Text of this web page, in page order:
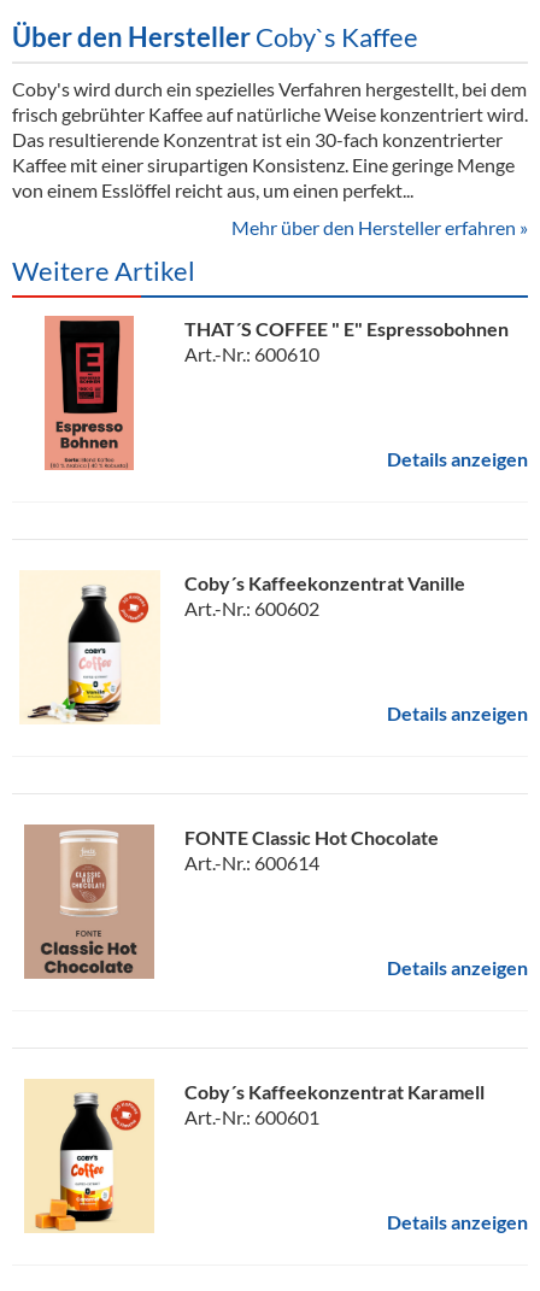
Über den HerstellerCoby`s Kaffee
Coby's wird durch ein spezielles Verfahren hergestellt, bei dem
frisch gebrühter Kaffee auf natürliche Weise konzentriert wird.
Das resultierende Konzentrat ist ein 30-fach konzentrierter
Kaffee mit einer sirupartigen Konsistenz. Eine geringe Menge
von einem Esslöffel reicht aus, um einen perfekt...
Mehr über den Hersteller erfahren »
Weitere Artikel
THAT´S COFFEE " E" Espressobohnen
Art.-Nr.: 600610
Details anzeigen
Coby´s Kaffeekonzentrat Vanille
Art.-Nr.: 600602
Details anzeigen
FONTE Classic Hot Chocolate
Art.-Nr.: 600614
Details anzeigen
Coby´s Kaffeekonzentrat Karamell
Art.-Nr.: 600601
Details anzeigen